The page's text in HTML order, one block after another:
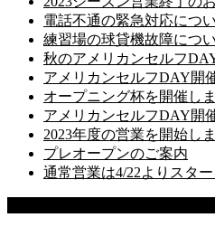
電話不通の緊急対応につ
練習場の球貸機故障につ
秋のアメリカンセルフ
アメリカンセルフDAY開
オープニング杯を開催し
アメリカンセルフDAY開
2023年度の営業を開始し
プレオープンのご案内
通常営業は4/22よりスター